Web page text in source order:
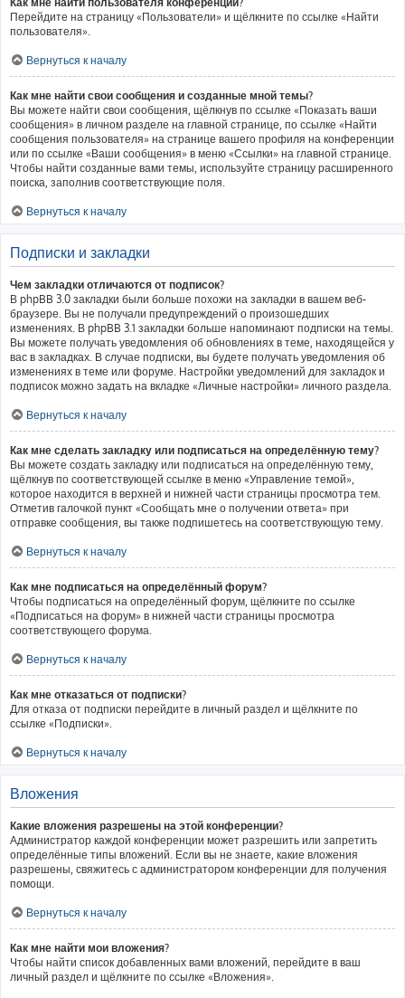
Перейдите на страницу «Пользователи» и щёлкните по ссылке «Найти
пользователя».
Вернуться к началу
Как мне найти свои сообщения и созданные мной темы?
Вы можете найти свои сообщения, щёлкнув по ссылке «Показать ваши
сообщения» в личном разделе на главной странице, по ссылке «Найти
сообщения пользователя» на странице вашего профиля на конференции
или по ссылке «Ваши сообщения» в меню «Ссылки» на главной странице.
Чтобы найти созданные вами темы, используйте страницу расширенного
поиска, заполнив соответствующие поля.
Вернуться к началу
Подписки и закладки
Чем закладки отличаются от подписок?
В phpBB 3.0 закладки были больше похожи на закладки в вашем веб-
браузере. Вы не получали предупреждений о произошедших
изменениях. В phpBB 3.1 закладки больше напоминают подписки на темы.
Вы можете получать уведомления об обновлениях в теме, находящейся у
вас в закладках. В случае подписки, вы будете получать уведомления об
изменениях в теме или форуме. Настройки уведомлений для закладок и
подписок можно задать на вкладке «Личные настройки» личного раздела.
Вернуться к началу
Как мне сделать закладку или подписаться на определённую тему?
Вы можете создать закладку или подписаться на определённую тему,
щёлкнув по соответствующей ссылке в меню «Управление темой»,
которое находится в верхней и нижней части страницы просмотра тем.
Отметив галочкой пункт «Сообщать мне о получении ответа» при
отправке сообщения, вы также подпишетесь на соответствующую тему.
Вернуться к началу
Как мне подписаться на определённый форум?
Чтобы подписаться на определённый форум, щёлкните по ссылке
«Подписаться на форум» в нижней части страницы просмотра
соответствующего форума.
Вернуться к началу
Как мне отказаться от подписки?
Для отказа от подписки перейдите в личный раздел и щёлкните по
ссылке «Подписки».
Вернуться к началу
Вложения
Какие вложения разрешены на этой конференции?
Администратор каждой конференции может разрешить или запретить
определённые типы вложений. Если вы не знаете, какие вложения
разрешены, свяжитесь с администратором конференции для получения
помощи.
Вернуться к началу
Как мне найти мои вложения?
Чтобы найти список добавленных вами вложений, перейдите в ваш
личный раздел и щёлкните по ссылке «Вложения».